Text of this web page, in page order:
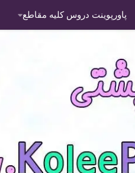
پاورپوینت دروس کلیه مقاطع